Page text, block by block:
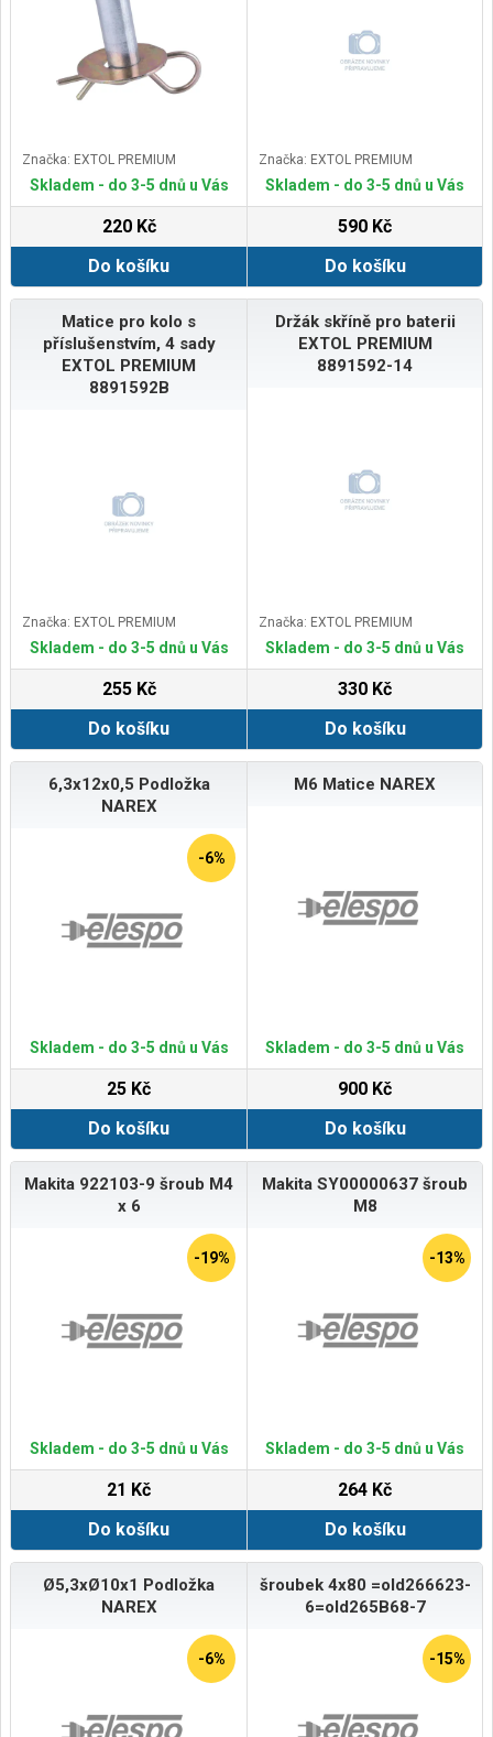
Značka: EXTOL PREMIUM
Skladem - do 3-5 dnů u Vás
220 Kč
Do košíku
Značka: EXTOL PREMIUM
Skladem - do 3-5 dnů u Vás
590 Kč
Do košíku
Matice pro kolo s
příslušenstvím, 4 sady
EXTOL PREMIUM
8891592B
Značka: EXTOL PREMIUM
Skladem - do 3-5 dnů u Vás
255 Kč
Do košíku
Držák skříně pro baterii
EXTOL PREMIUM
8891592-14
Značka: EXTOL PREMIUM
Skladem - do 3-5 dnů u Vás
330 Kč
Do košíku
6,3x12x0,5 Podložka
NAREX
-6%
Skladem - do 3-5 dnů u Vás
25 Kč
Do košíku
M6 Matice NAREX
Skladem - do 3-5 dnů u Vás
900 Kč
Do košíku
Makita 922103-9 šroub M4
x 6
-19%
Skladem - do 3-5 dnů u Vás
21 Kč
Do košíku
Makita SY00000637 šroub
M8
-13%
Skladem - do 3-5 dnů u Vás
264 Kč
Do košíku
Ø5,3xØ10x1 Podložka
NAREX
-6%
šroubek 4x80 =old266623-
6=old265B68-7
-15%